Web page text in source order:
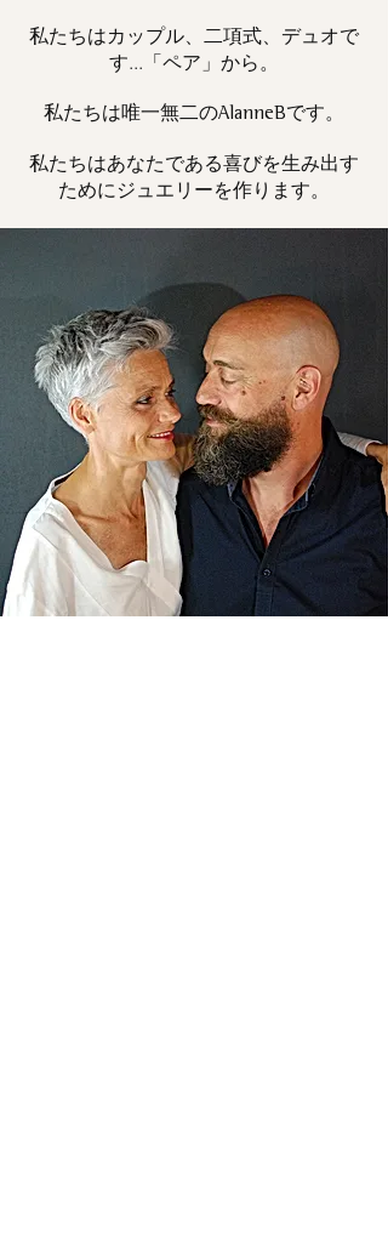
私たちはカップル、二項式、デュオで
す...「ペア」から。
私たちは唯一無二のAlanneBです。
私たちはあなたである喜びを生み出す
ためにジュエリーを作ります。